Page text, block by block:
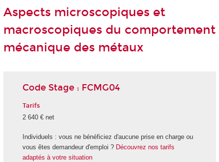
Aspects microscopiques et
macroscopiques du comportement
mécanique des métaux
Code Stage : FCMG04
Tarifs
2 640 € net
Individuels : vous ne bénéficiez d'aucune prise en charge ou
vous êtes demandeur d'emploi ? Découvrez nos tarifs
adaptés à votre situation